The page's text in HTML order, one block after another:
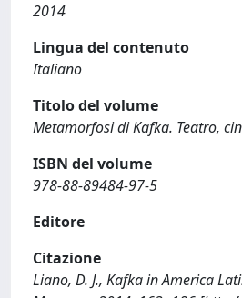
2014
Lingua del contenuto
Italiano
Titolo del volume
Metamorfosi di Kafka. Teatro,
ISBN del volume
978-88-89484-97-5
Editore
Citazione
Liano, D. J., Kafka in America